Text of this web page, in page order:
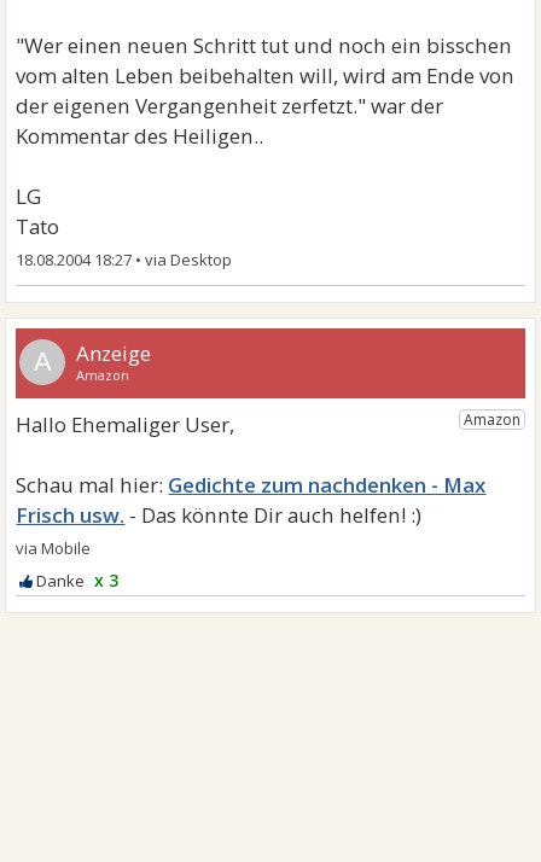
"Wer einen neuen Schritt tut und noch ein bisschen
vom alten Leben beibehalten will, wird am Ende von
der eigenen Vergangenheit zerfetzt." war der
Kommentar des Heiligen..
LG
Tato
18.08.2004 18:27 •
A
Gedichte zum nachdenken - Max
Frisch usw.
x 3